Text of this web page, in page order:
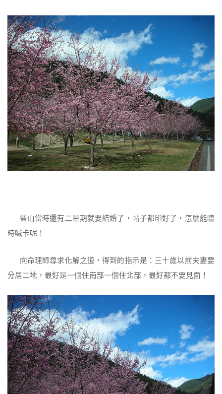
藍山當時還有二星期就要結婚了，帖子都印好了，怎麼能臨
時喊卡呢！
向命理師尋求化解之道，得到的指示是：三十歲以前夫妻要
分居二地，最好是一個住南部一個住北部，最好都不要見面！